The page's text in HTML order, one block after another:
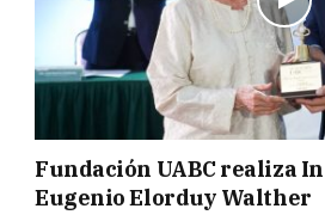
Fundación UABC realiza
Eugenio Elorduy Walther